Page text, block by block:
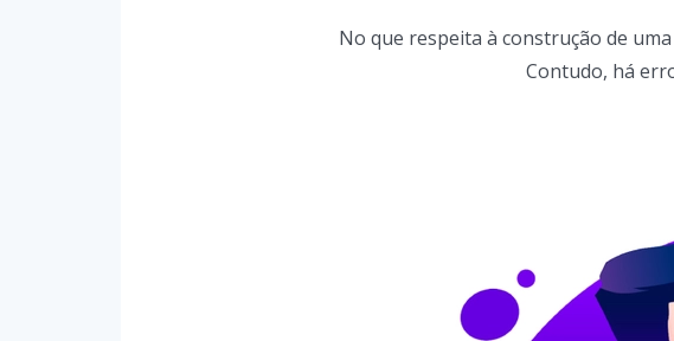
No que respeita à construção de
Contudo, há